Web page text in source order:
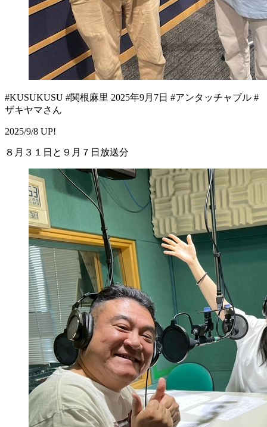
#KUSUKUSU #関根麻里 2025年9月7日 #アンタッチャブル #
ザキヤマさん
2025/9/8 UP!
８月３１日と９月７日放送分